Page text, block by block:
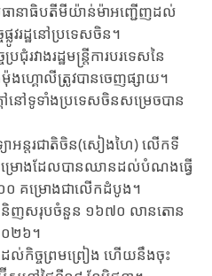
ានាធិបតីមីយ៉ាន់ម៉ាអញ្ជើញដល់
លូវរដ្ឋនៅប្រទេសចិន។
រវាងរដ្ឋមន្ត្រីការបរទេសនៃ
ងហ្គោលីត្រូវបានចេញផ្សាយ។
នៅទូទាំងប្រទេសចិនសម្រេចបាន
ាអន្តរជាតិចិន(សៀងហៃ) លើកទី
រោង​ដែលបានឈានដល់បំណងធ្វើ
០ គម្រោងជា​លើកដំបូង។
ទំនិញសរុបចំនួន ១៦៧០ លានតោន
០២៦។
ល់កិច្ចព្រមព្រៀង ហើយនឹងចុះ